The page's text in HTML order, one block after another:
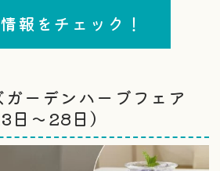
報をチェック！
ーデンハーブフェア
日〜28日）